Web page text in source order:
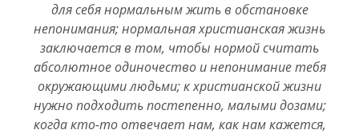
для себя нормальным жить в обстановке
непонимания; нормальная христианская жизнь
заключается в том, чтобы нормой считать
абсолютное одиночество и непонимание тебя
окружающими людьми; к христианской жизни
нужно подходить постепенно, малыми дозами;
когда кто-то отвечает нам, как нам кажется,